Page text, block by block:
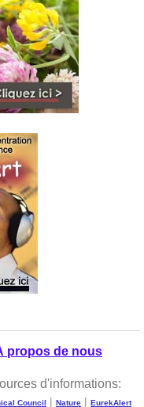
propos de nous
d'informations:
Council | Nature | EurekAlert